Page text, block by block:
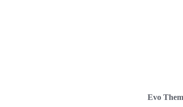
Evo